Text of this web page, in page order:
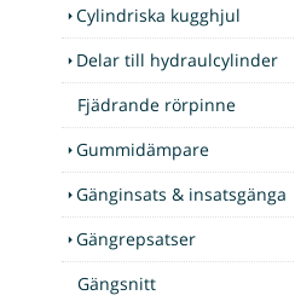
Cylindriska kugghjul
Delar till hydraulcylinder
Fjädrande rörpinne
Gummidämpare
Gänginsats & insatsgänga
Gängrepsatser
Gängsnitt